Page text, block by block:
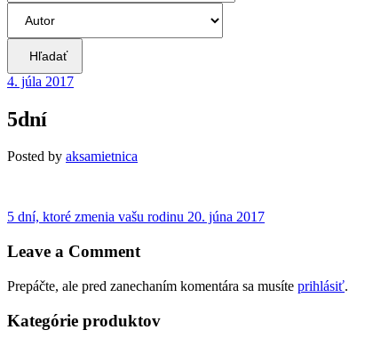
Hľadať
4. júla 2017
5dní
Posted by aksamietnica
Navigácia
v
5 dní, ktoré zmenia vašu rodinu Previous
20. júna 2017
Leave a Comment
Prepáčte, ale pred zanechaním komentára sa musíte prihlásiť.
Kategórie produktov